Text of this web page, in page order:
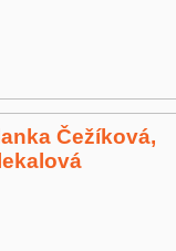
Čežíková,